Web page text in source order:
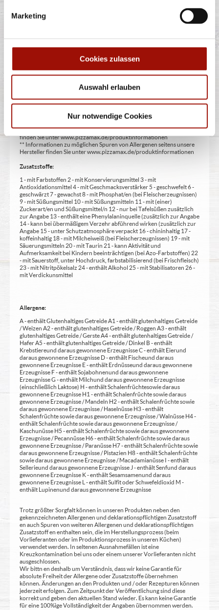
Marketing
Cookies zulassen
Auswahl erlauben
Nur notwendige Cookies
Alle Preise in €. Alle Preise inkl. gesetzl. MwSt. Alle Angaben zu
Angaben und können durch die Zubereitung geringfügig variieren.
Produkten abweichen. Wir liefern innerhalb von ca. 30 Minuten.
* Weitere Produktinformationen zu vorverpackten Lebensmitteln
finden Sie unter www.pizzamax.de/produktinformationen
** Informationen zu möglichen Spuren von Allergenen seitens unsere
Hersteller finden Sie unter www.pizzamax.de/produktinformationen
Zusatzstoffe:
1 - mit Farbstoffen 2 - mit Konservierungsmittel 3 - mit
Antioxidationsmittel 4 - mit Geschmacksverstärker 5 - geschwefelt 6 -
geschwärzt 7 - gewachst 8 - mit Phosphat/en (bei Fleischerzeugnissen)
9 - mit Süßungsmittel 10 - mit Süßungsmitteln 11 - mit (einer)
Zuckerart/en und Süßungsmittel/n 12 - nur bei Tafelsüßen zusätzlich
zur Angabe 13 - enthält eine Phenylalaninquelle (zusätzlich zur Angabe
14 - kann bei übermäßigem Verzehr abführend wirken (zusätzlich zur
Angabe 15 - unter Schutzatmosphäre verpackt 16 - chininhaltig 17 -
koffeinhaltig 18 - mit Milcheiweiß (bei Fleischerzeugnissen) 19 - mit
Säuerungsmitteln 20 - mit Taurin 21 - kann Aktivität und
Aufmerksamkeit bei Kindern beeinträchtigen (bei Azo-Farbstoffen) 22
- mit Sauerstoff, unter Hochdruck, farbstabilisierend (bei Frischfleisch)
23 - mit Nitritpökelsalz 24 - enthält Alkohol 25 - mit Stabilisatoren 26 -
mit Verdickunsmittel
Allergene:
A - enthält Glutenhaltiges Getreide A1 - enthält glutenhaltiges Getreide
/ Weizen A2 - enthält glutenhaltiges Getreide / Roggen A3 - enthält
glutenhaltiges Getreide / Gerste A4 - enthält glutenhaltiges Getreide /
Hafer A5 - enthält glutenhaltiges Getreide / Dinkel B - enthält
Krebstiere und daraus gewonnene Erzeugnisse C - enthält Eier und
daraus gewonnene Erzeugnisse D - enthält Fische und daraus
gewonnene Erzeugnisse E - enthält Erdnüsse und daraus gewonnene
Erzeugnisse F - enthält Sojabohnen und daraus gewonnene
Erzeugnisse G - enthält Milch und daraus gewonnene Erzeugnisse
(einschließlich Laktose) H - enthält Schalenfrüchte sowie daraus
gewonnene Erzeugnisse H1 - enthält Schalenfrüchte sowie daraus
gewonnene Erzeugnisse / Mandeln H2 - enthält Schalenfrüchte sowie
daraus gewonnene Erzeugnisse / Haselnüsse H3 - enthält
Schalenfrüchte sowie daraus gewonnene Erzeugnisse / Walnüsse H4 -
enthält Schalenfrüchte sowie daraus gewonnene Erzeugnisse /
Kaschunüsse H5 - enthält Schalenfrüchte sowie daraus gewonnene
Erzeugnisse / Pecannüsse H6 - enthält Schalenfrüchte sowie daraus
gewonnene Erzeugnisse / Paranüsse H7 - enthält Schalenfrüchte sowie
daraus gewonnene Erzeugnisse / Pistazien H8 - enthält Schalenfrüchte
sowie daraus gewonnene Erzeugnisse / Macadamianüsse I - enthält
Sellerie und daraus gewonnene Erzeugnisse J - enthält Senf und daraus
gewonnene Erzeugnisse K - enthält Sesamsamen und daraus
gewonnene Erzeugnisse L - enthält Sulfit oder Schwefeldioxid M -
enthält Lupinen und daraus gewonnene Erzeugnisse
Trotz größter Sorgfalt können in unseren Produkten neben den
gekennzeichneten Allergenen und deklarationspflichtigen Zusatzstoff
en auch Spuren von weiteren Allergenen und deklarationspflichtigen
Zusatzstoff en enthalten sein, die im Herstellungsprozess (beim
Vorlieferanten oder im Produktionsprozess in unseren Küchen)
verwendet werden. In seltenen Ausnahmefällen ist eine
Kreuzkontamination bei uns oder einem unserer Vorlieferanten nicht
ausgeschlossen.
Wir bittn en deshalb um Verständnis, dass wir keine Garantie für
absolute Freiheit der Allergene oder Zusatzstoffe übernehmen
können. Änderungen an den Produkten und / oder Rezepturen können
jederzeit erfolgen. Zum Zeitpunkt der Veröffentlichung sind diese
korrekt und geben den aktuellen Stand wieder. Es kann keine Garantie
für eine 100%ige Vollständigkeit der Angaben übernommen werden.